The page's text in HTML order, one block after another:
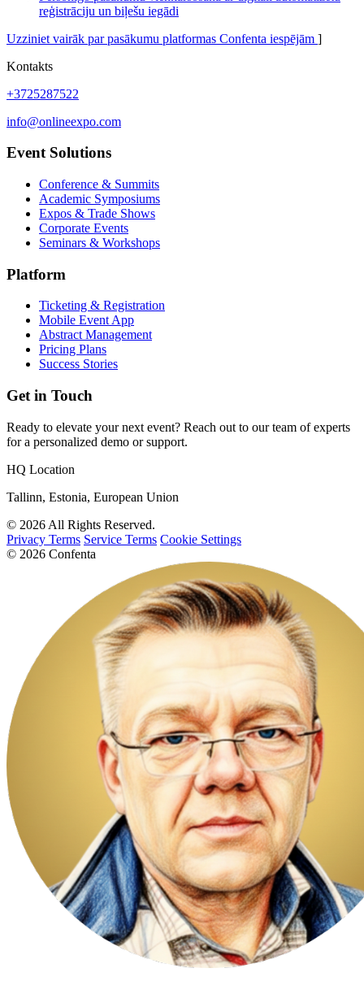
reģistrāciju un biļešu iegādi
Uzziniet vairāk par pasākumu platformas Confenta iespējām ]
Kontakts
+3725287522
info@onlineexpo.com
Event Solutions
Conference & Summits
Academic Symposiums
Expos & Trade Shows
Corporate Events
Seminars & Workshops
Platform
Ticketing & Registration
Mobile Event App
Abstract Management
Pricing Plans
Success Stories
Get in Touch
Ready to elevate your next event? Reach out to our team of experts
for a personalized demo or support.
HQ Location
Tallinn, Estonia, European Union
© 2026 All Rights Reserved.
Privacy Terms Service Terms Cookie Settings
© 2026 Confenta